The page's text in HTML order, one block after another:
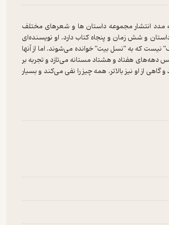
سالی‌ست به مدد انتشار مجموعه داستان ها و شعرهای مختلف
و شش زمان و پنجاه کتاب دارد. او نویسنده‌ای
نیست که به "نسل بیت" خوانده می‌شوند. اما از آنها
دهه‌های هفتاد و هشتاد مستانه می‌تازد و تجربه بر
از او نیز بالاتر. همه چیز را نفی می‌کند و بسیار
چون با زبانی ساده، رویای امریکایی را به باد